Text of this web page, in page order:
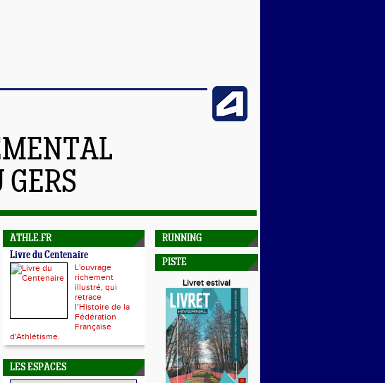
ATHLE.FR
Livre du Centenaire
L'ouvrage
richement
illustré, qui
retrace
l’Histoire de la
Fédération
Française
d'Athlétisme.
LES ESPACES
RUNNING
PISTE
Livret estival